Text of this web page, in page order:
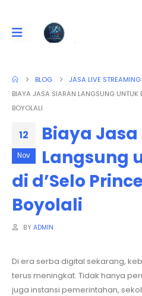
BLOG
JASA LIVE STREAMING
BIAYA JASA SIARAN LANGSUNG UNTUK
BOYOLALI
12
Nov
Biaya
Langsung
di d’Selo
Boyolali
BY ADMIN
Di era serba digital sekarang,
terus meningkat. Tidak hanya
juga instansi pemerintahan,